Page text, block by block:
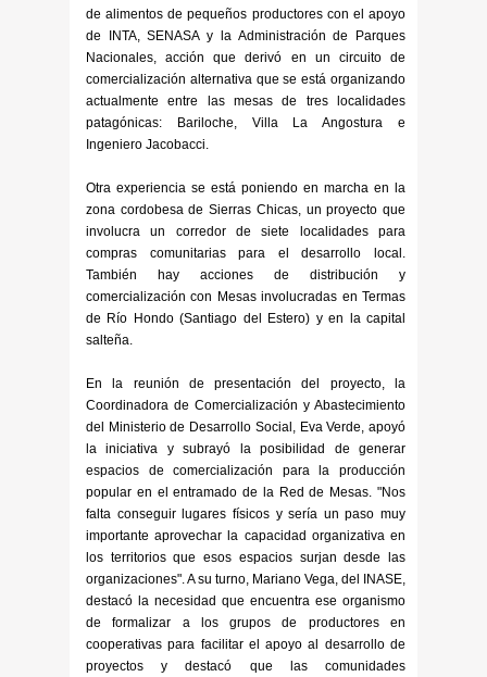
de alimentos de pequeños productores con el apoyo
de INTA, SENASA y la Administración de Parques
Nacionales, acción que derivó en un circuito de
comercialización alternativa que se está organizando
actualmente entre las mesas de tres localidades
patagónicas: Bariloche, Villa La Angostura e
Ingeniero Jacobacci.
Otra experiencia se está poniendo en marcha en la
zona cordobesa de Sierras Chicas, un proyecto que
involucra un corredor de siete localidades para
compras comunitarias para el desarrollo local.
También hay acciones de distribución y
comercialización con Mesas involucradas en Termas
de Río Hondo (Santiago del Estero) y en la capital
salteña.
En la reunión de presentación del proyecto, la
Coordinadora de Comercialización y Abastecimiento
del Ministerio de Desarrollo Social, Eva Verde, apoyó
la iniciativa y subrayó la posibilidad de generar
espacios de comercialización para la producción
popular en el entramado de la Red de Mesas. "Nos
falta conseguir lugares físicos y sería un paso muy
importante aprovechar la capacidad organizativa en
los territorios que esos espacios surjan desde las
organizaciones". A su turno, Mariano Vega, del INASE,
destacó la necesidad que encuentra ese organismo
de formalizar a los grupos de productores en
cooperativas para facilitar el apoyo al desarrollo de
proyectos y destacó que las comunidades